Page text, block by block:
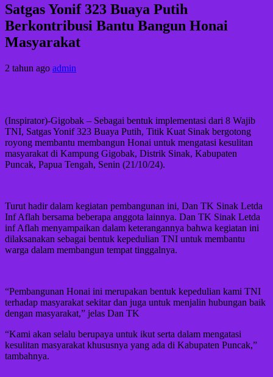
Satgas Yonif 323 Buaya Putih
Berkontribusi Bantu Bangun Honai
Masyarakat
2 tahun ago admin
(Inspirator)-Gigobak – Sebagai bentuk implementasi dari 8 Wajib
TNI, Satgas Yonif 323 Buaya Putih, Titik Kuat Sinak bergotong
royong membantu membangun Honai untuk mengatasi kesulitan
masyarakat di Kampung Gigobak, Distrik Sinak, Kabupaten
Puncak, Papua Tengah, Senin (21/10/24).
Turut hadir dalam kegiatan pembangunan ini, Dan TK Sinak Letda
Inf Aflah bersama beberapa anggota lainnya. Dan TK Sinak Letda
inf Aflah menyampaikan dalam keterangannya bahwa kegiatan ini
dilaksanakan sebagai bentuk kepedulian TNI untuk membantu
warga dalam membangun tempat tinggalnya.
“Pembangunan Honai ini merupakan bentuk kepedulian kami TNI
terhadap masyarakat sekitar dan juga untuk menjalin hubungan baik
dengan masyarakat,” jelas Dan TK
“Kami akan selalu berupaya untuk ikut serta dalam mengatasi
kesulitan masyarakat khususnya yang ada di Kabupaten Puncak,”
tambahnya.